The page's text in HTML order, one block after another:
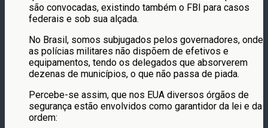
são convocadas, existindo também o FBI para casos
federais e sob sua alçada.
No Brasil, somos subjugados pelos governadores, onde
as polícias militares não dispõem de efetivos e
equipamentos, tendo os delegados que absorverem
dezenas de municípios, o que não passa de piada.
Percebe-se assim, que nos EUA diversos órgãos de
segurança estão envolvidos como garantidor da lei e da
ordem: